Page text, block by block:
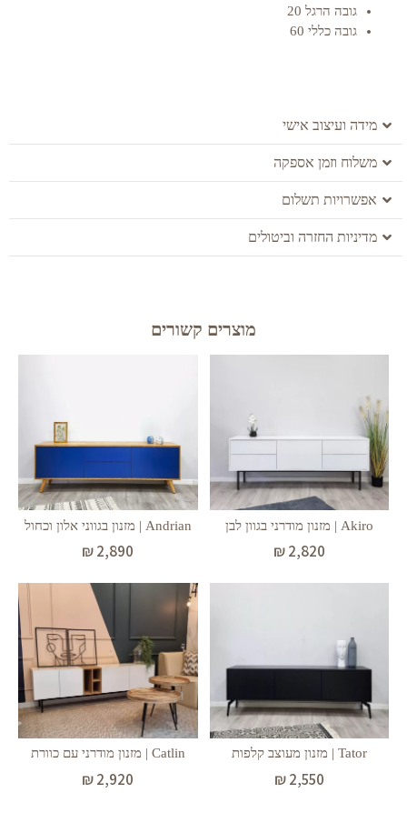
גובה הרגל 20
גובה כללי 60
מידה ועיצוב אישי
משלוח וזמן אספקה
אפשרויות תשלום
מדיניות החזרה וביטולים
מוצרים קשורים
Akiro | מזנון מודרני בגוון לבן
₪2,820
Andrian | מזנון בגווני אלון וכחול
₪2,890
Tator | מזנון מעוצב קלפות
₪2,550
Catlin | מזנון מודרני עם כוורת
₪2,920